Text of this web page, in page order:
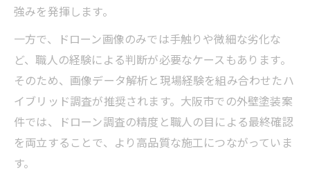
強みを発揮します。
一方で、ドローン画像のみでは手触りや微細な劣化な
ど、職人の経験による判断が必要なケースもあります。
そのため、画像データ解析と現場経験を組み合わせたハ
イブリッド調査が推奨されます。大阪市での外壁塗装案
件では、ドローン調査の精度と職人の目による最終確認
を両立することで、より高品質な施工につながっていま
す。